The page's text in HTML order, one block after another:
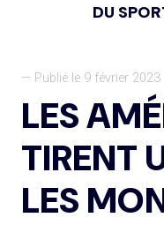
DU
— Publié le 9 février 2023
LES
TIRENT
LES